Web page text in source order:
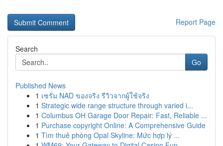
Report Page
Search
Go
Published News
1 เซรั่ม NAD ของจริง รีวิวจากผู้ใช้จริง
1 Strategic wide range structure through varied i...
1 Columbus OH Garage Door Repair: Fast, Reliable ...
1 Purchase copyright Online: A Comprehensive Guide
1 Tìm thuê phòng Opal Skyline: Mức hợp lý ...